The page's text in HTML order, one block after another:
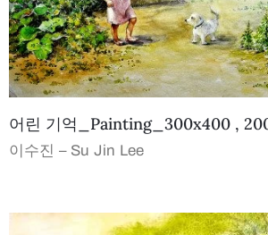
어린 기억_Painting_300x400 ,
이수진 – Su Jin Lee